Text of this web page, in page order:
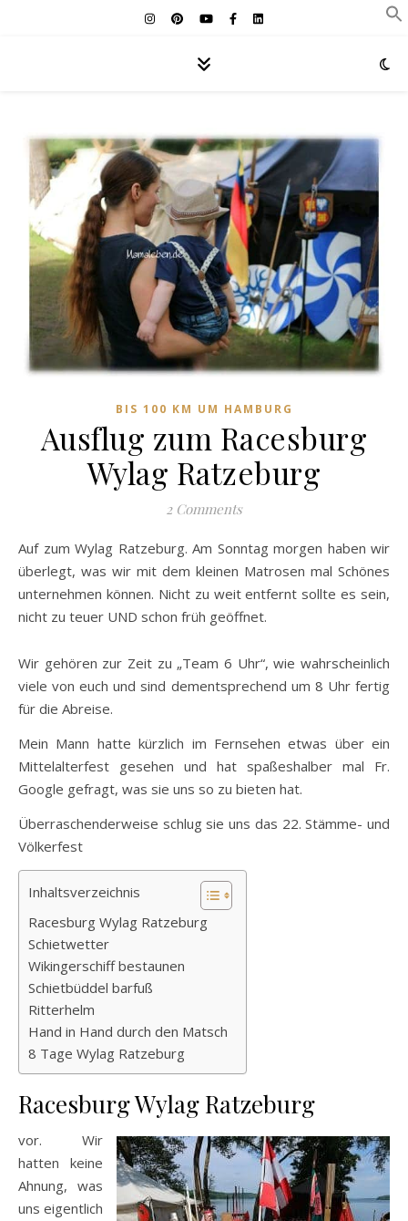
BIS 100 KM UM HAMBURG
Ausflug zum Racesburg
Wylag Ratzeburg
2 Comments
Auf zum Wylag Ratzeburg. Am Sonntag morgen haben wir
überlegt, was wir mit dem kleinen Matrosen mal Schönes
unternehmen können. Nicht zu weit entfernt sollte es sein,
nicht zu teuer UND schon früh geöffnet.
Wir gehören zur Zeit zu „Team 6 Uhr“, wie wahrscheinlich
viele von euch und sind dementsprechend um 8 Uhr fertig
für die Abreise.
Mein Mann hatte kürzlich im Fernsehen etwas über ein
Mittelalterfest gesehen und hat spaßeshalber mal Fr.
Google gefragt, was sie uns so zu bieten hat.
Überraschenderweise schlug sie uns das 22. Stämme- und
Völkerfest
Inhaltsverzeichnis
Racesburg Wylag Ratzeburg
Schietwetter
Wikingerschiff bestaunen
Schietbüddel barfuß
Ritterhelm
Hand in Hand durch den Matsch
8 Tage Wylag Ratzeburg
Racesburg Wylag Ratzeburg
vor. Wir
hatten keine
Ahnung, was
uns eigentlich